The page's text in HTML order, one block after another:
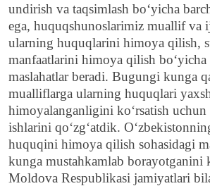
undirish va taqsimlash bo‘yicha
ega, huquqshunoslarimiz muallif va
ularning huquqlarini himoya qilish,
manfaatlarini himoya qilish
maslahatlar beradi. Bugungi kunga
mualliflarga ularning huquqlari
himoyalanganligini ko‘rsatish uchun
ishlarini qo‘zg‘atdik.
huquqini himoya qilish sohasidagi
kunga mustahkamlab borayotganini
Moldova Respublikasi jamiyatlari